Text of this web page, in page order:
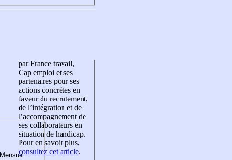
par France travail,
Cap emploi et ses
partenaires pour ses
actions concrètes en
faveur du recrutement,
de l’intégration et de
l’accompagnement de
ses collaborateurs en
situation de handicap.
Pour en savoir plus,
consultez cet article.